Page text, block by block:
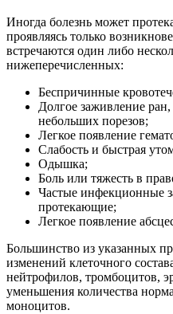
Иногда болезнь может
проявляясь только
встречаются один либо
нижеперечисленных:
Беспричинные
Долгое заживление
небольших порезов;
Легкое появление
Слабость и быстрая
Одышка;
Боль или тяжесть в
Частые инфекционные
протекающие;
Легкое появление
Большинство из указанных
изменений клеточного
нейтрофилов, тромбоцитов,
уменьшения количества
моноцитов.